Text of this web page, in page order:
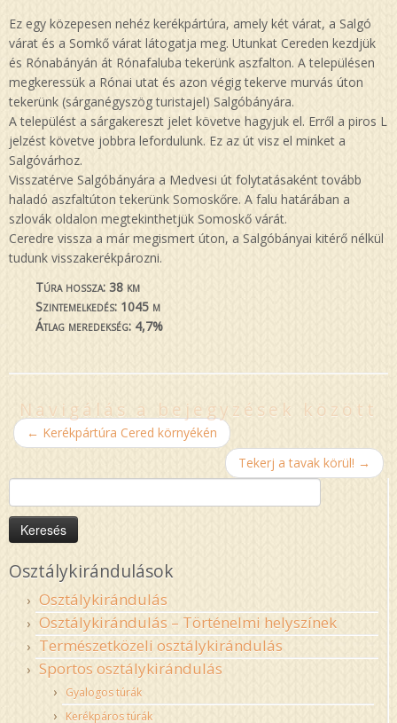
Ez egy közepesen nehéz kerékpártúra, amely két várat, a Salgó
várat és a Somkő várat látogatja meg. Utunkat Cereden kezdjük
és Rónabányán át Rónafaluba tekerünk aszfalton. A településen
megkeressük a Rónai utat és azon végig tekerve murvás úton
tekerünk (sárganégyszög turistajel) Salgóbányára.
A települést a sárgakereszt jelet követve hagyjuk el. Erről a piros L
jelzést követve jobbra lefordulunk. Ez az út visz el minket a
Salgóvárhoz.
Visszatérve Salgóbányára a Medvesi út folytatásaként tovább
haladó aszfaltúton tekerünk Somoskőre. A falu határában a
szlovák oldalon megtekinthetjük Somoskő várát.
Ceredre vissza a már megismert úton, a Salgóbányai kitérő nélkül
tudunk visszakerékpározni.
Túra hossza: 38 km
Szintemelkedés: 1045 m
Átlag meredekség: 4,7%
Navigálás a bejegyzések között
← Kerékpártúra Cered környékén
Tekerj a tavak körül! →
Osztálykirándulások
Osztálykirándulás
Osztálykirándulás – Történelmi helyszínek
Természetközeli osztálykirándulás
Sportos osztálykirándulás
Gyalogos túrák
Kerékpáros túrák